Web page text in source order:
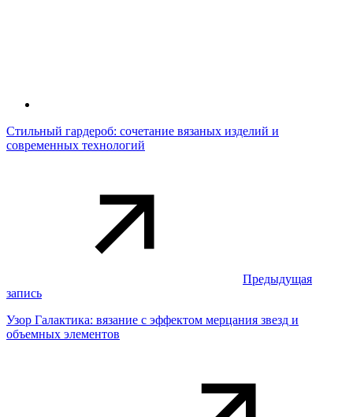
Стильный гардероб: сочетание вязаных изделий и
современных технологий
Предыдущая
запись
Узор Галактика: вязание с эффектом мерцания звезд и
объемных элементов